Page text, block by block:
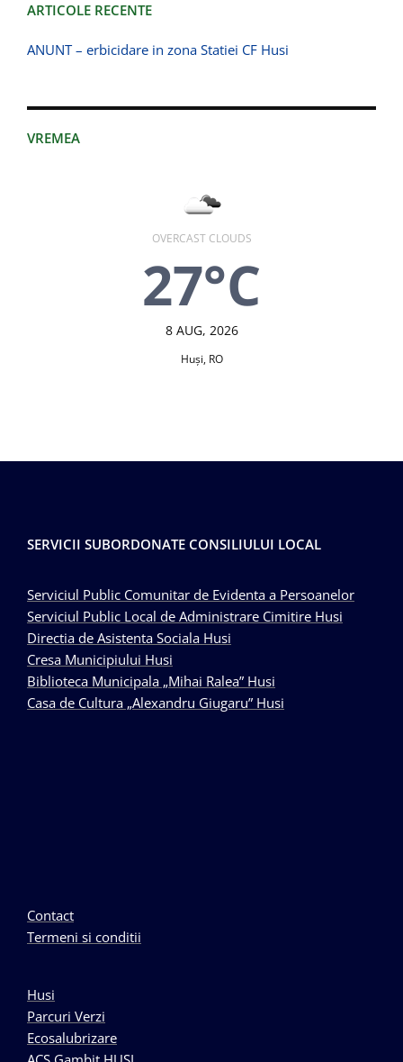
ARTICOLE RECENTE
ANUNT – erbicidare in zona Statiei CF Husi
VREMEA
OVERCAST CLOUDS
27°C
8 AUG, 2026
Huşi, RO
SERVICII SUBORDONATE CONSILIULUI LOCAL
Serviciul Public Comunitar de Evidenta a Persoanelor
Serviciul Public Local de Administrare Cimitire Husi
Directia de Asistenta Sociala Husi
Cresa Municipiului Husi
Biblioteca Municipala „Mihai Ralea” Husi
Casa de Cultura „Alexandru Giugaru” Husi
Contact
Termeni si conditii
Husi
Parcuri Verzi
Ecosalubrizare